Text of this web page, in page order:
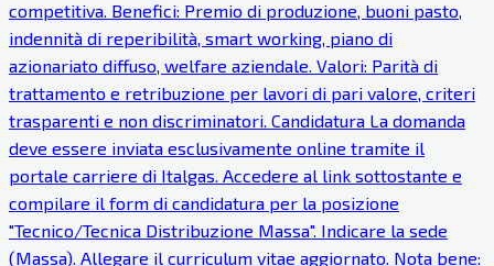
competitiva. Benefici: Premio di produzione, buoni pasto,
indennità di reperibilità, smart working, piano di
azionariato diffuso, welfare aziendale. Valori: Parità di
trattamento e retribuzione per lavori di pari valore, criteri
trasparenti e non discriminatori. Candidatura La domanda
deve essere inviata esclusivamente online tramite il
portale carriere di Italgas. Accedere al link sottostante e
compilare il form di candidatura per la posizione
"Tecnico/Tecnica Distribuzione Massa". Indicare la sede
(Massa). Allegare il curriculum vitae aggiornato. Nota bene: